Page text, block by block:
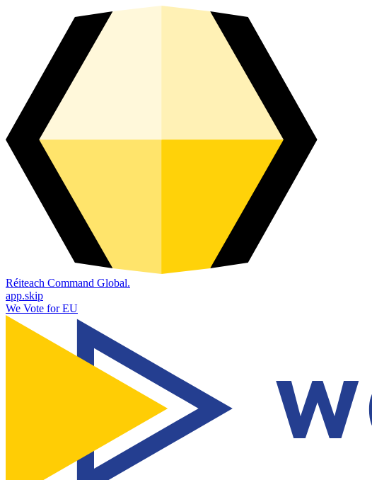
Réiteach Command Global.
app.skip
We Vote for EU